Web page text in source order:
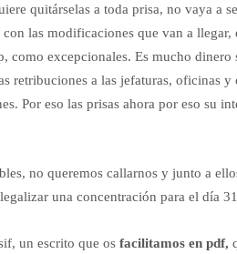
quitárselas a toda prisa, no vaya a
las modificaciones que van a
como excepcionales. Es mucho dinero
retribuciones a las jefaturas, oficinas
Por eso las prisas ahora por eso su
no queremos callarnos y junto a
una concentración para el día
un escrito que osfacilitamos en pdf,